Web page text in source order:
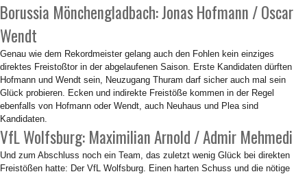
Borussia Mönchengladbach: Jonas Hofmann / Oscar
Wendt
Genau wie dem Rekordmeister gelang auch den Fohlen kein einziges
direktes Freistoßtor in der abgelaufenen Saison. Erste Kandidaten dürften
Hofmann und Wendt sein, Neuzugang Thuram darf sicher auch mal sein
Glück probieren. Ecken und indirekte Freistöße kommen in der Regel
ebenfalls von Hofmann oder Wendt, auch Neuhaus und Plea sind
Kandidaten.
VfL Wolfsburg: Maximilian Arnold / Admir Mehmedi
Und zum Abschluss noch ein Team, das zuletzt wenig Glück bei direkten
Freistößen hatte: Der VfL Wolfsburg. Einen harten Schuss und die nötige